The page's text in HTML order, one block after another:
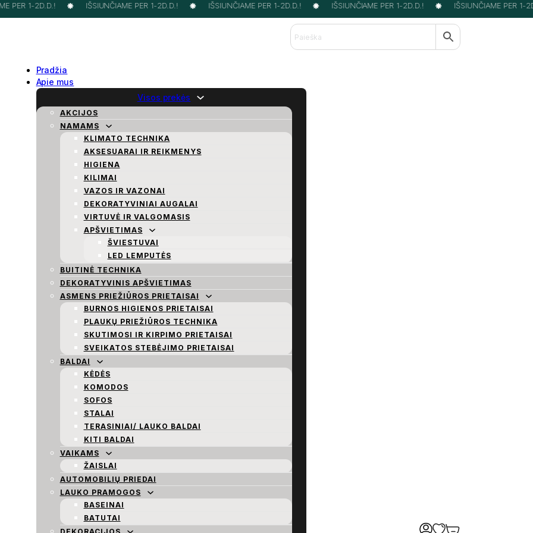
PER 1-2D.D.! IŠSIUNČIAME PER 1-2D.D.! IŠSIUNČIAME PER 1-2D.D.! IŠSIUNČIAME PER 1-2D.D.! IŠSIUNČIAME PER 1-
Pradžia
Apie mus
Visos prekės
AKCIJOS
NAMAMS
KLIMATO TECHNIKA
AKSESUARAI IR REIKMENYS
HIGIENA
KILIMAI
VAZOS IR VAZONAI
DEKORATYVINIAI AUGALAI
VIRTUVĖ IR VALGOMASIS
APŠVIETIMAS
ŠVIESTUVAI
LED LEMPUTĖS
BUITINĖ TECHNIKA
DEKORATYVINIS APŠVIETIMAS
ASMENS PRIEŽIŪROS PRIETAISAI
BURNOS HIGIENOS PRIETAISAI
PLAUKŲ PRIEŽIŪROS TECHNIKA
SKUTIMOSI IR KIRPIMO PRIETAISAI
SVEIKATOS STEBĖJIMO PRIETAISAI
BALDAI
KĖDĖS
KOMODOS
SOFOS
STALAI
TERASINIAI/ LAUKO BALDAI
KITI BALDAI
VAIKAMS
ŽAISLAI
AUTOMOBILIŲ PRIEDAI
LAUKO PRAMOGOS
BASEINAI
BATUTAI